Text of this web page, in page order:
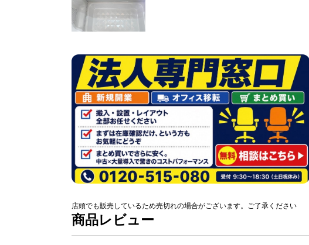
店頭でも販売しているため売切れの場合がございます。ご了承ください
商品レビュー